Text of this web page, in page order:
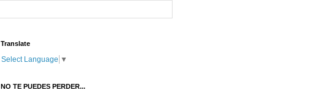
Translate
Select Language ▼
NO TE PUEDES PERDER...